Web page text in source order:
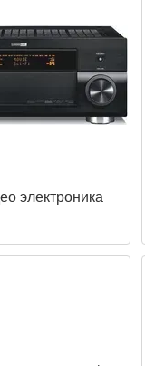
электроника